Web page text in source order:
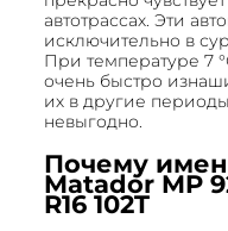
автотрассах. Эти
исключительно в
При температуре 7
очень быстро
их в другие
невыгодно.
Почему
Matador MP
R16 102T